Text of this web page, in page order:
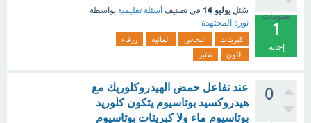
تصويتات
1
إجابة
سُئل يوليو 14 في تصنيف أسئلة تعليمية بواسطة
نورة المجتهدة
كبريتات النحاس المائيه
زرقاء
اللون
تعتبر
0
عند تفاعل حمض الهيدروكلوريك مع
هيدروكسيد بوتاسيوم يتكون كلوريد
بوتاسيوم ماء ولا كبريتات بوتاسيوم